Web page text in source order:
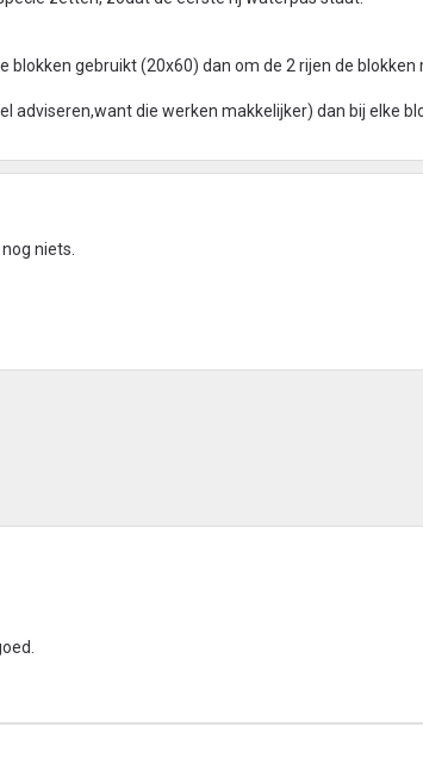
blokken gebruikt (20x60) dan om de 2 rijen de blokken
adviseren,want die werken makkelijker) dan bij elke
niets.